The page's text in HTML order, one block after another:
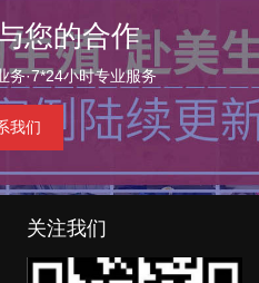
您的合作
务·7*24小时专业服务
我们
关注我们